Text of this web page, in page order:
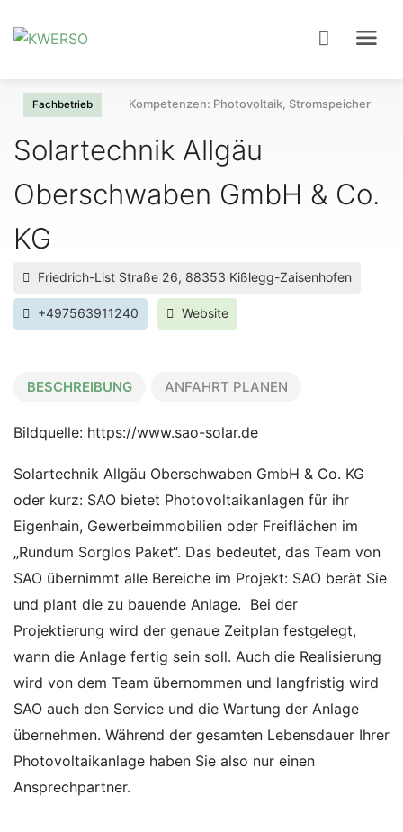
Fachbetrieb Kompetenzen: Photovoltaik, Stromspeicher
Solartechnik Allgäu
Oberschwaben GmbH &
KG
Friedrich-List Straße 26, 88353 Kißlegg-Zaisenhofen
BESCHREIBUNG ANFAHRT PLANEN
Bildquelle: https://www.sao-solar.de
Solartechnik Allgäu Oberschwaben GmbH & Co. KG
oder kurz: SAO bietet Photovoltaikanlagen für ihr
Eigenhain, Gewerbeimmobilien oder Freiflächen im
„Rundum Sorglos Paket“. Das bedeutet, das Team von
SAO übernimmt alle Bereiche im Projekt: SAO berät Sie
und plant die zu bauende Anlage. Bei der
Projektierung wird der genaue Zeitplan festgelegt,
wann die Anlage fertig sein soll. Auch die Realisierung
wird von dem Team übernommen und langfristig wird
SAO auch den Service und die Wartung der Anlage
übernehmen. Während der gesamten Lebensdauer Ihrer
Photovoltaikanlage haben Sie also nur einen
Ansprechpartner.